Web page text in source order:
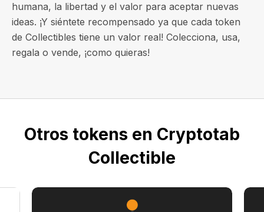
humana, la libertad y el valor para aceptar nuevas
ideas. ¡Y siéntete recompensado ya que cada token
de Collectibles tiene un valor real! Colecciona, usa,
regala o vende, ¡como quieras!
Otros tokens en Cryptotab
Collectible